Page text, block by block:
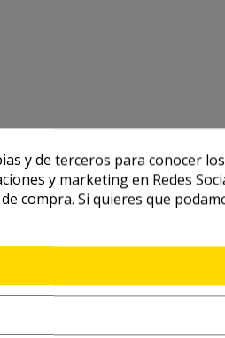
y de terceros para conocer
y marketing en Redes
compra. Si quieres que